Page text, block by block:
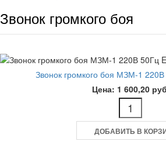
Звонок громкого боя
Звонок громкого боя МЗМ-1
Цена: 1 600,20
ДОБАВИТЬ В